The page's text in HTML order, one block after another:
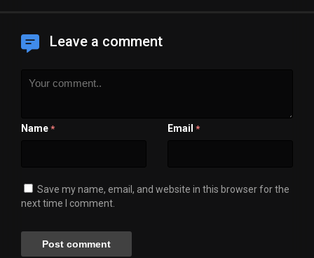
Leave a comment
Name * Email *
Save my name, email, and website in this browser for the
next time I comment.